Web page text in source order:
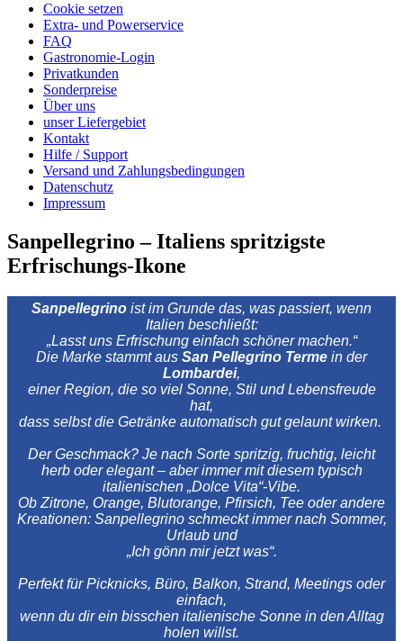
Cookie setzen
Extra- und Powerservice
FAQ
Gastronomie-Login
Privatkunden
Sonderpreise
Über uns
unser Liefergebiet
Kontakt
Hilfe / Support
Versand und Zahlungsbedingungen
Datenschutz
Impressum
Sanpellegrino – Italiens spritzigste
Erfrischungs‑Ikone
Sanpellegrino ist im Grunde das, was passiert, wenn
Italien beschließt:
„Lasst uns Erfrischung einfach schöner machen.“
Die Marke stammt aus San Pellegrino Terme in der
Lombardei,
einer Region, die so viel Sonne, Stil und Lebensfreude
hat,
dass selbst die Getränke automatisch gut gelaunt wirken.
Der Geschmack? Je nach Sorte spritzig, fruchtig, leicht
herb oder elegant – aber immer mit diesem typisch
italienischen „Dolce Vita“-Vibe.
Ob Zitrone, Orange, Blutorange, Pfirsich, Tee oder andere
Kreationen: Sanpellegrino schmeckt immer nach Sommer,
Urlaub und
„Ich gönn mir jetzt was“.
Perfekt für Picknicks, Büro, Balkon, Strand, Meetings oder
einfach,
wenn du dir ein bisschen italienische Sonne in den Alltag
holen willst.